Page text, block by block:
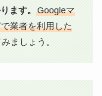
ます。 Googleマ
業者を利用した
ましょう。